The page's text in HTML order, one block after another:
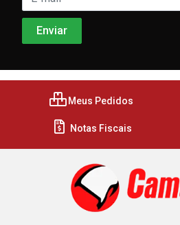
Meus Pedidos
Notas Fiscais